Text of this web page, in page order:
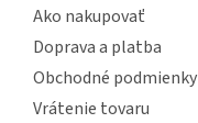
Ako nakupovať
Doprava a platba
Obchodné podmienky
Vrátenie tovaru